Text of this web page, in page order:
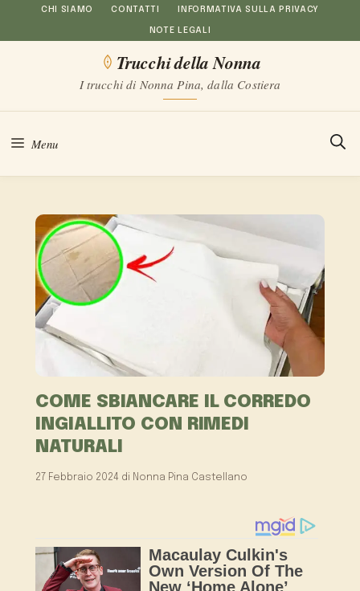
al
CHI SIAMO CONTATTI INFORMATIVA SULLA PRIVACY
NOTE LEGALI
Trucchi della Nonna
I trucchi di Nonna Pina, dalla Costiera
Menu
COME SBIANCARE IL CORREDO
INGIALLITO CON RIMEDI
NATURALI
27 Febbraio 2024 di Nonna Pina Castellano